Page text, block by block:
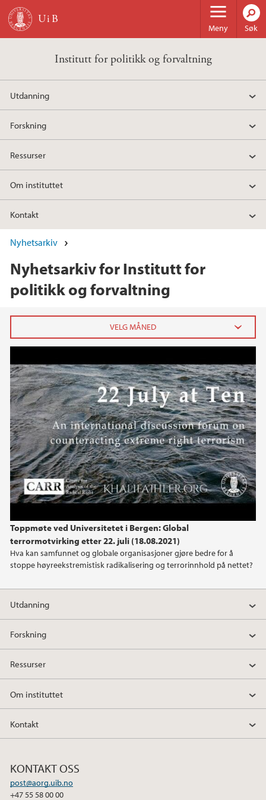
Hopp til hovedinnhold
Meny Søk
Institutt for politikk og forvaltning
Utdanning
Forskning
Ressurser
Om instituttet
Kontakt
Nyhetsarkiv
Nyhetsarkiv for Institutt for
politikk og forvaltning
Commitment
Toppmøte ved Universitetet i Bergen: Global
terrormotvirking etter 22. juli (18.08.2021)
Hva kan samfunnet og globale organisasjoner gjøre bedre for å
stoppe høyreekstremistisk radikalisering og terrorinnhold på nettet?
mai (2)
april (3)
mars (2)
2025
2024
2023
2022
2021
2020
2019
2018
2017
2016
2013
Utdanning
Forskning
Ressurser
Om instituttet
Kontakt
KONTAKT OSS
post@aorg.uib.no
+47 55 58 00 00